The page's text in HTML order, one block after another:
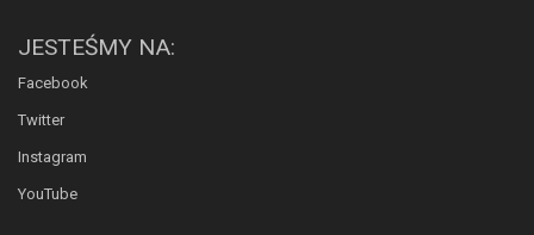
JESTEŚMY NA:
Facebook
Twitter
Instagram
YouTube